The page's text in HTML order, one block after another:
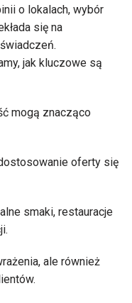
o lokalach, wybór
się na
jak kluczowe są
mogą znacząco
oferty się
smaki, restauracje
ale również